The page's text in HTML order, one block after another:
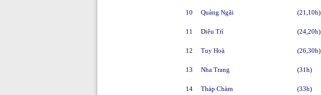
10 Quảng Ngãi (21,10h)
11 Diêu Trì (24,20h)
12 Tuy Hoà (26,30h)
13 Nha Trang (31h)
14 Tháp Chàm (33h)